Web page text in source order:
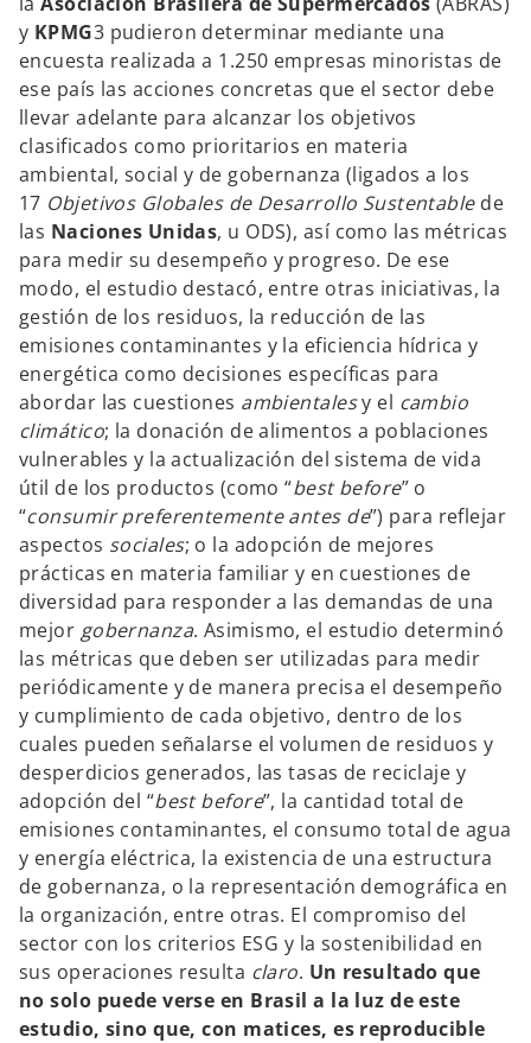
v
a
y KPMG3 pudieron determinar mediante una
encuesta realizada a 1.250 empresas minoristas de
ese país las acciones concretas que el sector debe
llevar adelante para alcanzar los objetivos
clasificados como prioritarios en materia
ambiental, social y de gobernanza (ligados a los
17 Objetivos Globales de Desarrollo Sustentablede
las Naciones Unidas, u ODS), así como las métricas
para medir su desempeño y progreso. De ese
modo, el estudio destacó, entre otras iniciativas, la
gestión de los residuos, la reducción de las
emisiones contaminantes y la eficiencia hídrica y
energética como decisiones específicas para
abordar las cuestiones ambientalesy el cambio
climático; la donación de alimentos a poblaciones
vulnerables y la actualización del sistema de vida
útil de los productos (como “best before” o
“consumir preferentemente antes de”) para reflejar
aspectos sociales; o la adopción de mejores
prácticas en materia familiar y en cuestiones de
diversidad para responder a las demandas de una
mejor gobernanza. Asimismo, el estudio determinó
las métricas que deben ser utilizadas para medir
periódicamente y de manera precisa el desempeño
y cumplimiento de cada objetivo, dentro de los
cuales pueden señalarse el volumen de residuos y
desperdicios generados, las tasas de reciclaje y
adopción del “best before”, la cantidad total de
emisiones contaminantes, el consumo total de agua
y energía eléctrica, la existencia de una estructura
de gobernanza, o la representación demográfica en
la organización, entre otras. El compromiso del
sector con los criterios ESG y la sostenibilidad en
sus operaciones resulta claro. Un resultado que
no solo puede verse en Brasil a la luz de este
estudio, sino que, con matices, es reproducible